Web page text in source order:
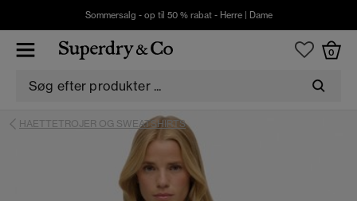
Sommersalg - op til 50 % rabat - Herre| Dame
0
HAETTETROJER OG SWEATSHIRTS